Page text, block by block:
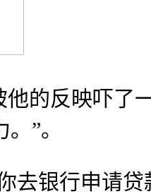
反映吓了
”。
银行申请贷